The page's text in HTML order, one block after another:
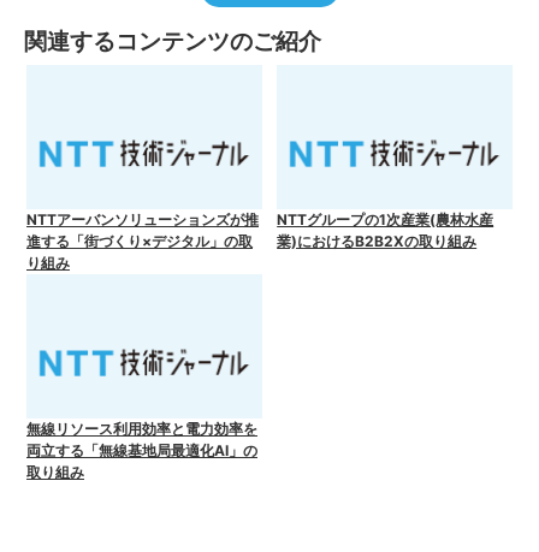
関連するコンテンツのご紹介
NTTアーバンソリューションズが推
進する「街づくり×デジタル」の取
り組み
NTTグループの1次産業(農林水産
業)におけるB2B2Xの取り組み
無線リソース利用効率と電力効率を
両立する「無線基地局最適化AI」の
取り組み